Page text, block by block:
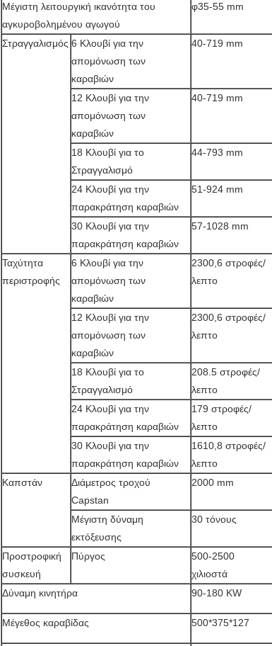
Μέγιστη λειτουργική ικανότητα του
αγκυροβολημένου αγωγού
φ35-55 mm
Στραγγαλισμός 6 Κλουβί για την
απομόνωση των
καραβιών
40-719 mm
12 Κλουβί για την
απομόνωση των
καραβιών
40-719 mm
18 Κλουβί για το
Στραγγαλισμό
44-793 mm
24 Κλουβί για την
παρακράτηση καραβιών
51-924 mm
30 Κλουβί για την
παρακράτηση καραβιών
57-1028 mm
Ταχύτητα
περιστροφής
6 Κλουβί για την
απομόνωση των
καραβιών
2300,6 στροφές/
λεπτο
12 Κλουβί για την
απομόνωση των
καραβιών
2300,6 στροφές/
λεπτο
18 Κλουβί για το
Στραγγαλισμό
208.5 στροφές/
λεπτο
24 Κλουβί για την
παρακράτηση καραβιών
179 στροφές/
λεπτο
30 Κλουβί για την
παρακράτηση καραβιών
1610,8 στροφές/
λεπτο
Καπστάν
Διάμετρος τροχού
Capstan
2000 mm
Μέγιστη δύναμη
εκτόξευσης
30 τόνους
Προστροφική
συσκευή
Πύργος
500-2500
χιλιοστά
Δύναμη κινητήρα 90-180 KW
Μέγεθος καραβίδας 500*375*127